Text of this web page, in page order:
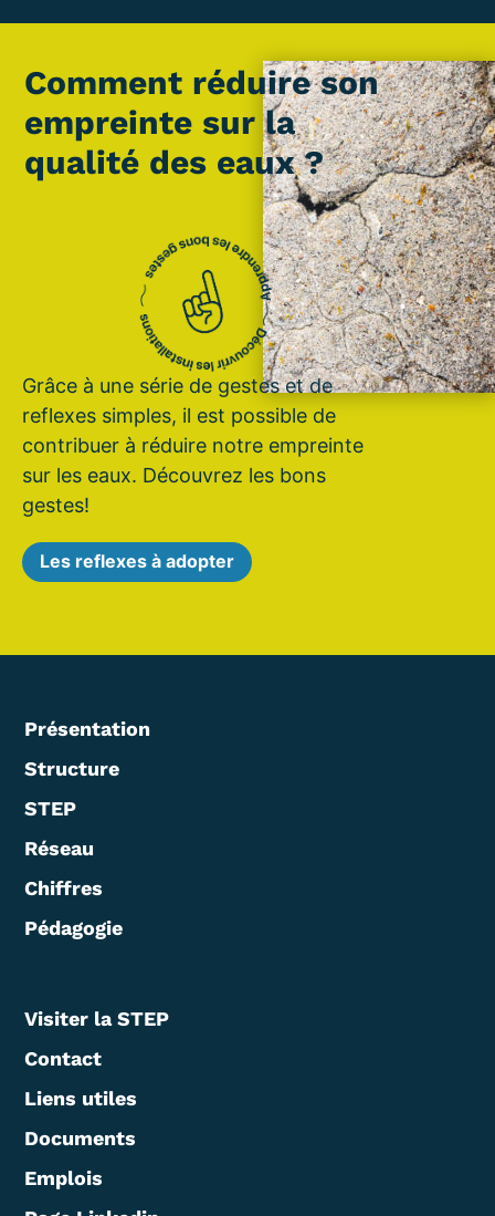
Comment réduire son
empreinte sur la
qualité des eaux ?
Grâce à une série de gestes et de
reflexes simples, il est possible de
contribuer à réduire notre empreinte
sur les eaux. Découvrez les bons
gestes!
Les reflexes à adopter
Présentation
Structure
STEP
Réseau
Chiffres
Pédagogie
Visiter la STEP
Contact
Liens utiles
Documents
Emplois